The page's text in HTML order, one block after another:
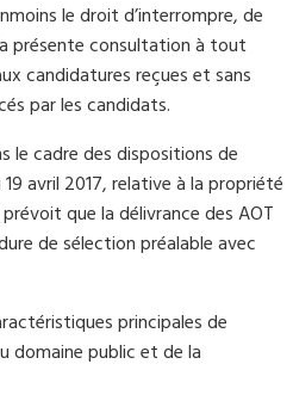
le droit d’interrompre, de
présente consultation à tout
candidatures reçues et sans
par les candidats.
le cadre des dispositions de
avril 2017, relative à la propriété
que la délivrance des AOT
de sélection préalable avec
principales de
domaine public et de la